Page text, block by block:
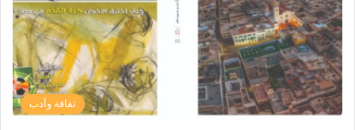
ثقافة وأدب